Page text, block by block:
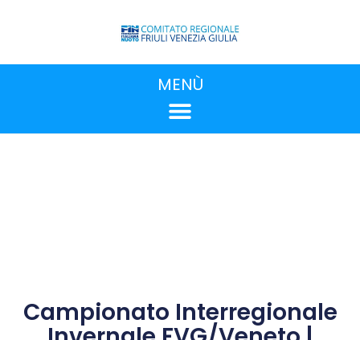
MENÙ
Campionato Interregionale